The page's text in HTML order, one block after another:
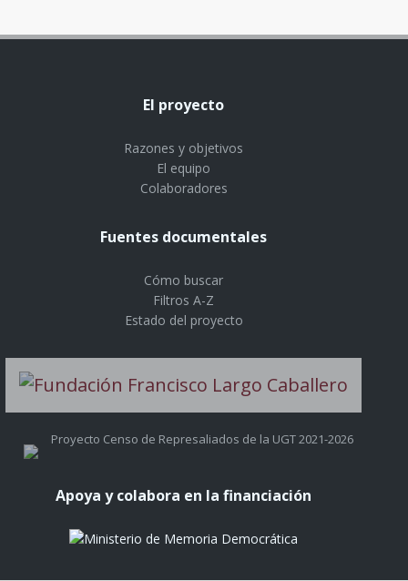
El proyecto
Razones y objetivos
El equipo
Colaboradores
Fuentes documentales
Cómo buscar
Filtros A-Z
Estado del proyecto
Proyecto Censo de Represaliados de la UGT 2021-2026
Apoya y colabora en la financiación